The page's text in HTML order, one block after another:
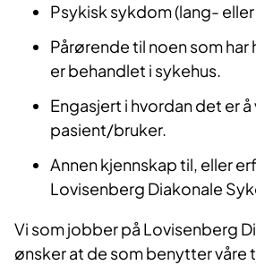
Psykisk sykdom (lang-
Pårørende til noen som
er behandlet i sykehus.
Engasjert i hvordan det er
pasient/bruker.
Annen kjennskap til, eller
Lovisenberg Diakonale
Vi som jobber på Lovisenberg
ønsker at de som benytter våre